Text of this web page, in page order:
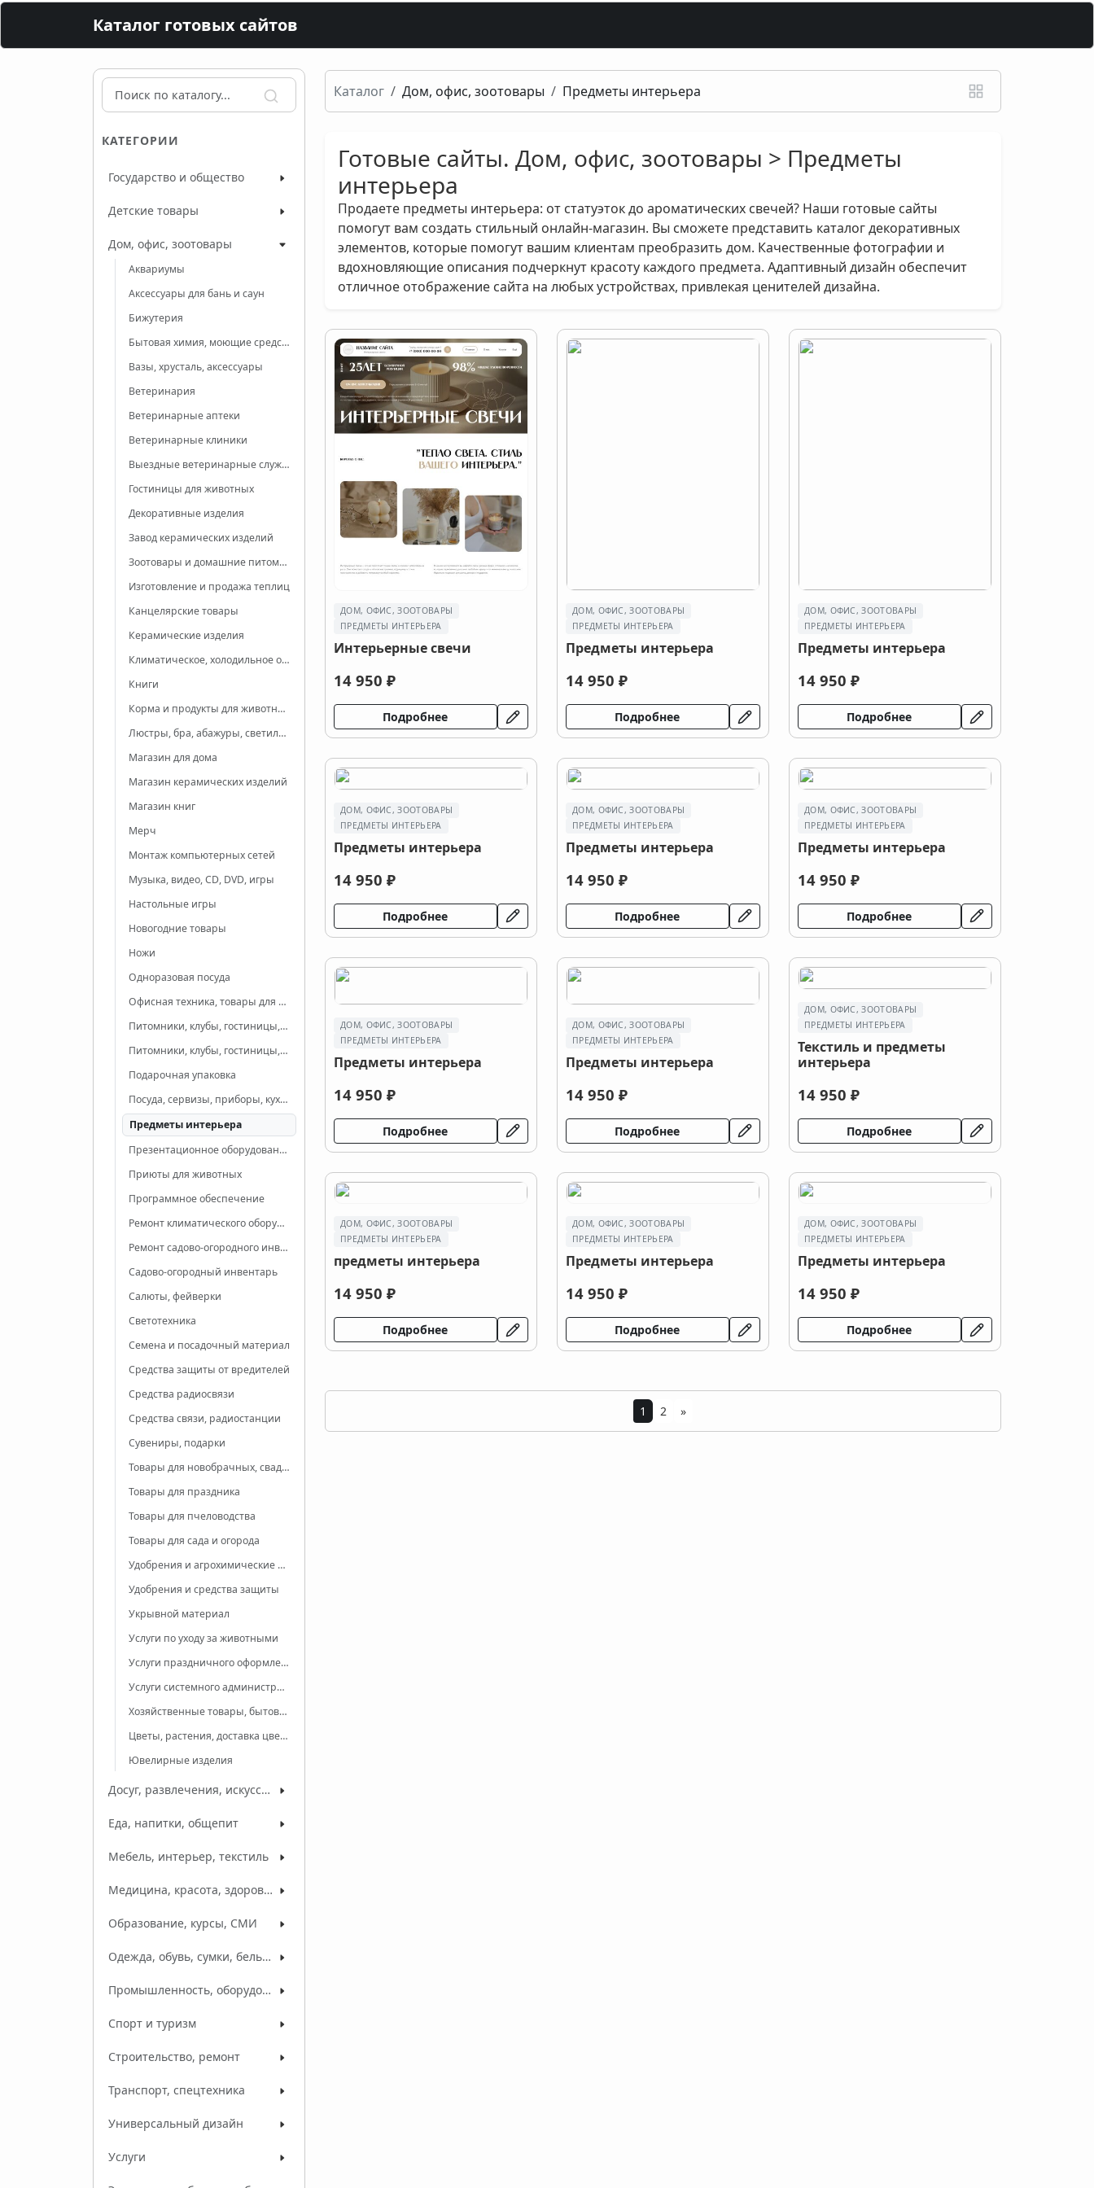
Каталог готовых сайтов
КАТЕГОРИИ
Государство и общество
Детские товары
Дом, офис, зоотовары
Аквариумы
Аксессуары для бань и саун
Бижутерия
Бытовая химия, моющие средства
Вазы, хрусталь, аксессуары
Ветеринария
Ветеринарные аптеки
Ветеринарные клиники
Выездные ветеринарные службы
Гостиницы для животных
Декоративные изделия
Завод керамических изделий
Зоотовары и домашние питомцы
Изготовление и продажа теплиц
Канцелярские товары
Керамические изделия
Климатическое, холодильное оборудование
Книги
Корма и продукты для животных
Люстры, бра, абажуры, светильники, лампы
Магазин для дома
Магазин керамических изделий
Магазин книг
Мерч
Монтаж компьютерных сетей
Музыка, видео, CD, DVD, игры
Настольные игры
Новогодние товары
Ножи
Одноразовая посуда
Офисная техника, товары для офиса
Питомники, клубы, гостиницы, приюты для животных
Питомники, клубы, гостиницы, приюты для животных
Подарочная упаковка
Посуда, сервизы, приборы, кухонные принадлежности
Предметы интерьера
Презентационное оборудование
Приюты для животных
Программное обеспечение
Ремонт климатического оборудования
Ремонт садово-огородного инвентаря и техники
Садово-огородный инвентарь
Салюты, фейверки
Светотехника
Семена и посадочный материал
Средства защиты от вредителей
Средства радиосвязи
Средства связи, радиостанции
Сувениры, подарки
Товары для новобрачных, свадебные товары
Товары для праздника
Товары для пчеловодства
Товары для сада и огорода
Удобрения и агрохимические продукты
Удобрения и средства защиты
Укрывной материал
Услуги по уходу за животными
Услуги праздничного оформления
Услуги системного администрирования
Хозяйственные товары, бытовая химия
Цветы, растения, доставка цветов
Ювелирные изделия
Досуг, развлечения, искусство
Еда, напитки, общепит
Мебель, интерьер, текстиль
Медицина, красота, здоровье
Образование, курсы, СМИ
Одежда, обувь, сумки, белье, ткани
Промышленность, оборудование, сырье
Спорт и туризм
Строительство, ремонт
Транспорт, спецтехника
Универсальный дизайн
Услуги
Каталог Дом, офис, зоотовары Предметы интерьера
Готовые сайты. Дом, офис, зоотовары > Предметы
интерьера
Продаете предметы интерьера: от статуэток до ароматических свечей? Наши готовые сайты
помогут вам создать стильный онлайн-магазин. Вы сможете представить каталог декоративных
элементов, которые помогут вашим клиентам преобразить дом. Качественные фотографии и
вдохновляющие описания подчеркнут красоту каждого предмета. Адаптивный дизайн обеспечит
отличное отображение сайта на любых устройствах, привлекая ценителей дизайна.
ДОМ, ОФИС, ЗООТОВАРЫ
ПРЕДМЕТЫ ИНТЕРЬЕРА
Интерьерные свечи
14 950 ₽
Подробнее
ДОМ, ОФИС, ЗООТОВАРЫ
ПРЕДМЕТЫ ИНТЕРЬЕРА
Предметы интерьера
14 950 ₽
Подробнее
ДОМ, ОФИС, ЗООТОВАРЫ
ПРЕДМЕТЫ ИНТЕРЬЕРА
Предметы интерьера
14 950 ₽
Подробнее
ДОМ, ОФИС, ЗООТОВАРЫ
ПРЕДМЕТЫ ИНТЕРЬЕРА
Предметы интерьера
14 950 ₽
Подробнее
ДОМ, ОФИС, ЗООТОВАРЫ
ПРЕДМЕТЫ ИНТЕРЬЕРА
Предметы интерьера
14 950 ₽
Подробнее
ДОМ, ОФИС, ЗООТОВАРЫ
ПРЕДМЕТЫ ИНТЕРЬЕРА
Предметы интерьера
14 950 ₽
Подробнее
ДОМ, ОФИС, ЗООТОВАРЫ
ПРЕДМЕТЫ ИНТЕРЬЕРА
Предметы интерьера
14 950 ₽
Подробнее
ДОМ, ОФИС, ЗООТОВАРЫ
ПРЕДМЕТЫ ИНТЕРЬЕРА
Предметы интерьера
14 950 ₽
Подробнее
ДОМ, ОФИС, ЗООТОВАРЫ
ПРЕДМЕТЫ ИНТЕРЬЕРА
Текстиль и предметы
интерьера
14 950 ₽
Подробнее
ДОМ, ОФИС, ЗООТОВАРЫ
ПРЕДМЕТЫ ИНТЕРЬЕРА
предметы интерьера
14 950 ₽
Подробнее
ДОМ, ОФИС, ЗООТОВАРЫ
ПРЕДМЕТЫ ИНТЕРЬЕРА
Предметы интерьера
14 950 ₽
Подробнее
ДОМ, ОФИС, ЗООТОВАРЫ
ПРЕДМЕТЫ ИНТЕРЬЕРА
Предметы интерьера
14 950 ₽
Подробнее
1 2 »